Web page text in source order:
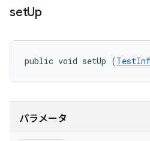
setUp
public void setUp (
パラメータ